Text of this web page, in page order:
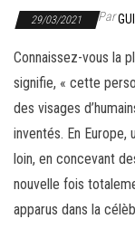
29/03/2021 Par
Connaissez-vous la
signifie, « cette
des visages
inventés. En Europe,
loin, en concevant
nouvelle fois
apparus dans la